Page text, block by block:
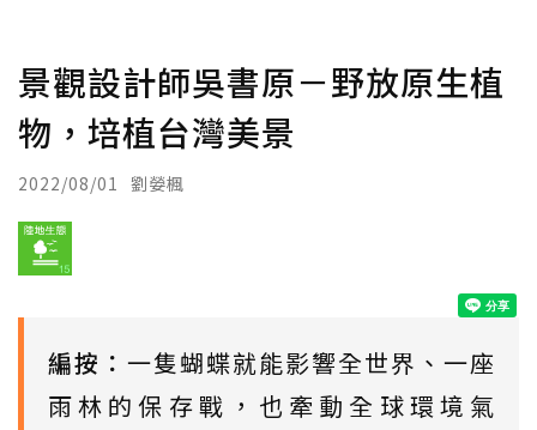
景觀設計師吳書原－野放原生植
物，培植台灣美景
2022/08/01 劉嫈楓
編按： 一隻蝴蝶就能影響全世界、一座
雨林的保存戰，也牽動全球環境氣